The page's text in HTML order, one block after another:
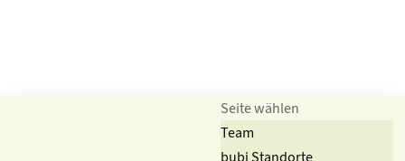
Seite wählen
Team
bubi Standorte